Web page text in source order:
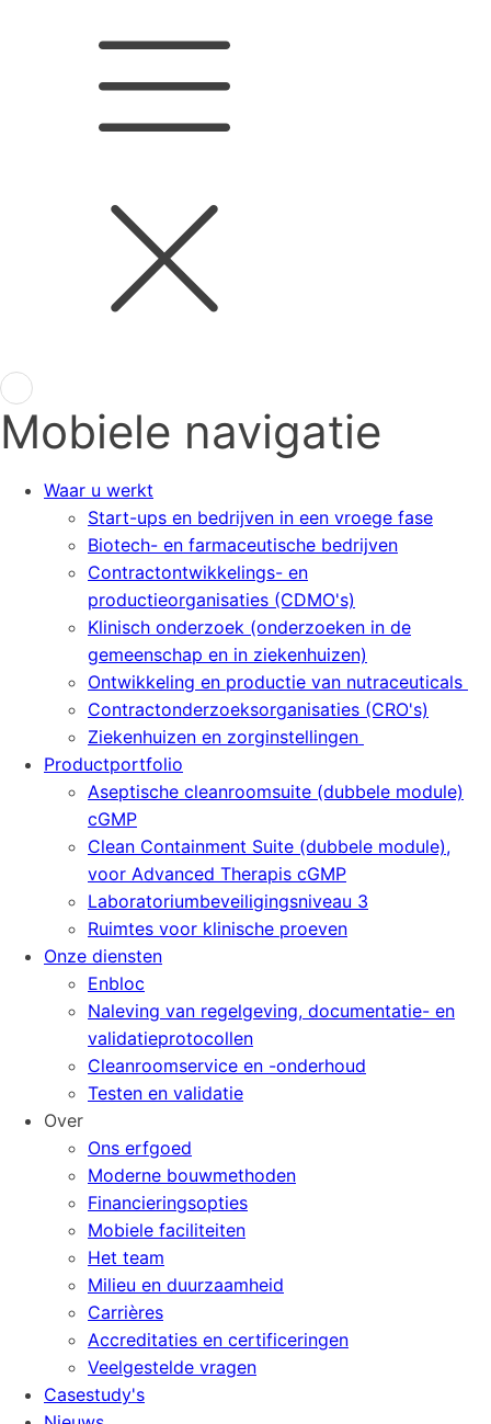
Mobiele navigatie
Waar u werkt
Start-ups en bedrijven in een vroege fase
Biotech- en farmaceutische bedrijven
Contractontwikkelings- en
productieorganisaties (CDMO's)
Klinisch onderzoek (onderzoeken in de
gemeenschap en in ziekenhuizen)
Ontwikkeling en productie van nutraceuticals
Contractonderzoeksorganisaties (CRO's)
Ziekenhuizen en zorginstellingen
Productportfolio
Aseptische cleanroomsuite (dubbele module)
cGMP
Clean Containment Suite (dubbele module),
voor Advanced Therapis cGMP
Laboratoriumbeveiligingsniveau 3
Ruimtes voor klinische proeven
Onze diensten
Enbloc
Naleving van regelgeving, documentatie- en
validatieprotocollen
Cleanroomservice en -onderhoud
Testen en validatie
Over
Ons erfgoed
Moderne bouwmethoden
Financieringsopties
Mobiele faciliteiten
Het team
Milieu en duurzaamheid
Carrières
Accreditaties en certificeringen
Veelgestelde vragen
Casestudy's